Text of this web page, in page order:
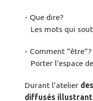
- Que dire?
Les mots qui
- Comment "être"?
Porter l'espace
Durant l'atelier
diffusés